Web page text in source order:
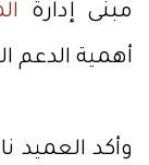
مبنى إدارة
أهمية الدعم
وأكد العميد